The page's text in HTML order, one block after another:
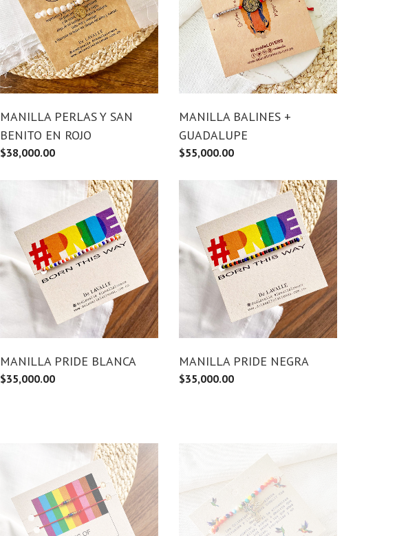
MANILLA PERLAS Y SAN
BENITO EN ROJO
$38,000.00
MANILLA BALINES +
GUADALUPE
$55,000.00
MANILLA PRIDE BLANCA
$35,000.00
MANILLA PRIDE NEGRA
$35,000.00